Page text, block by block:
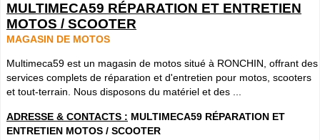
MULTIMECA59 RÉPARATION ET ENTRETIEN
MOTOS / SCOOTER
MAGASIN DE MOTOS
Multimeca59 est un magasin de motos situé à RONCHIN, offrant des
services complets de réparation et d'entretien pour motos, scooters
et tout-terrain. Nous disposons du matériel et des ...
ADRESSE & CONTACTS : MULTIMECA59 RÉPARATION ET
ENTRETIEN MOTOS / SCOOTER